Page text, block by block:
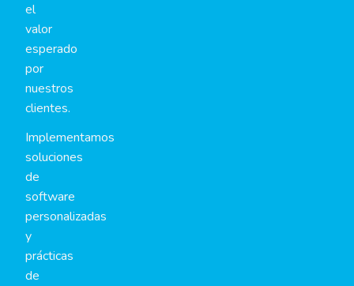
el
valor
esperado
por
nuestros
clientes.
Implementamos
soluciones
de
software
personalizadas
y
prácticas
de